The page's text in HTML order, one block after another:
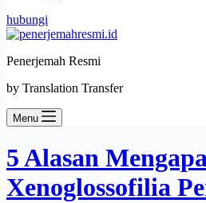
hubungi
Penerjemah Resmi
by Translation Transfer
Menu
5 Alasan
Xenoglossofilia